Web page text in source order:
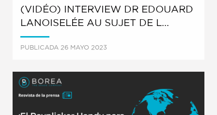
(VIDÉO) INTERVIEW DR EDOUARD
LANOISELÉE AU SUJET DE L...
PUBLICADA 26 MAYO 2023